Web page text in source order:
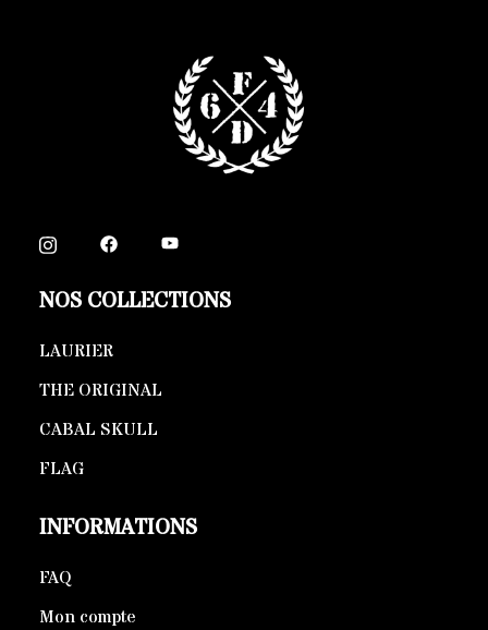
NOS COLLECTIONS
LAURIER
THE ORIGINAL
CABAL SKULL
FLAG
INFORMATIONS
FAQ
Mon compte